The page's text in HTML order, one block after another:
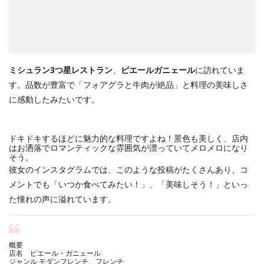
ミシュラン3つ星レストラン ピエールガニェールに訪れていま
す。品数が豊富で「フォアグラと牛肉が絶品」と料理の美味しさ
に感動したみたいです。
ドキドキするほどに魅力的な料理ですよね！景色も美しく、店内
はお洒落でロマンティックな雰囲気が漂っていてメロメロになり
そう。
彼女のインスタグラムでは、このような投稿がたくさんあり、コ
メントでも「いつか食べてみたい！」、「美味しそう！」といっ
た憧れの声に溢れています。
概要
店名 ピエール・ガニェール
ジャンル モダンフレンチ、フレンチ